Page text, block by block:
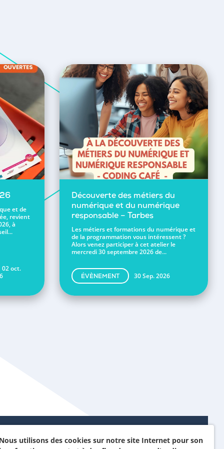
et de
revient
à
02 oct.
Découverte des métiers du
numérique et du numérique
responsable – Tarbes
Les métiers et formations du numérique et
de la programmation vous intéressent ?
Alors venez participer à cet atelier le
mercredi 30 septembre 2026 de...
ÉVÈNEMENT 30 Sep. 2026
utilisons des cookies sur notre site Internet pour son